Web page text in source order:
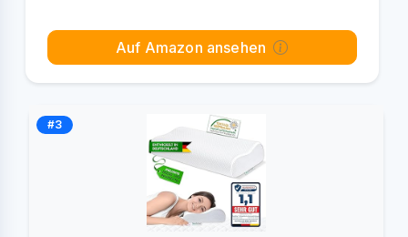
Auf Amazon ansehen
#3